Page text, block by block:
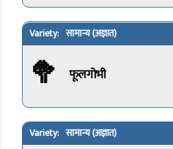
सामान्य (अज्ञात)
🥦 फूलगोभी
सामान्य (अज्ञात)